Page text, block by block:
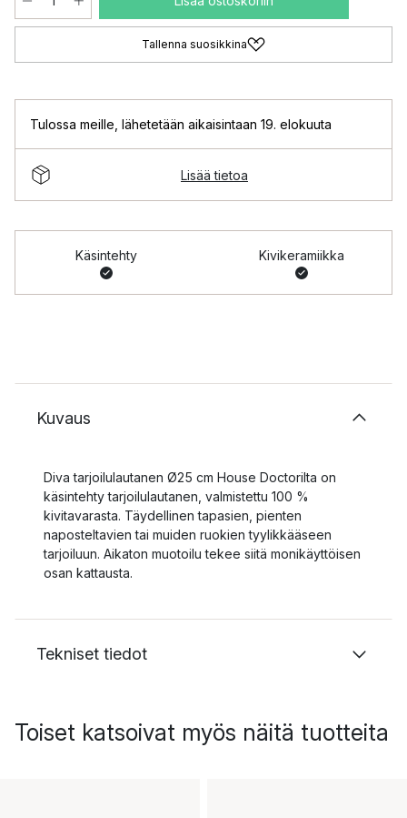
Tallenna suosikkina
Tulossa meille lähetetään aikaisintaan 19. elokuuta
Lisää tietoa
Käsintehty Kivikeramiikka
Kuvaus
Diva tarjoilulautanen Ø25 cm House Doctorilta on
käsintehty tarjoilulautanen, valmistettu 100 %
kivitavarasta. Täydellinen tapasien, pienten
naposteltavien tai muiden ruokien tyylikkääseen
tarjoiluun. Aikaton muotoilu tekee siitä monikäyttöisen
osan kattausta.
Tekniset tiedot
Toiset katsoivat myös näitä tuotteita